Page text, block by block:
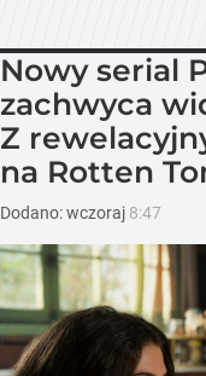
Nowy serial
zachwyca
Z
na Rotten
Dodano:wczoraj 8:47